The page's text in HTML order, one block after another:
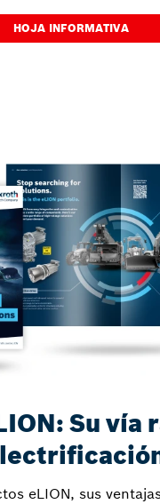
HOJA INFORMATIVA
Su vía
eLION, sus